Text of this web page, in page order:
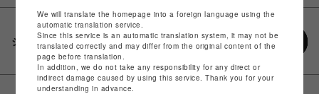
シェアする
We will translate the homepage into a foreign language using the
automatic translation service.
Since this service is an automatic translation system, it may not be
translated correctly and may differ from the original content of the
page before translation.
In addition, we do not take any responsibility for any direct or
indirect damage caused by using this service. Thank you for your
understanding in advance.